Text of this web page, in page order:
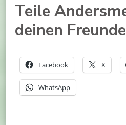
Teile
deinen
Facebook X
WhatsApp